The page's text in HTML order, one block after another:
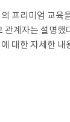
프리미엄 교육
관계자는 설명했
대한 자세한 내